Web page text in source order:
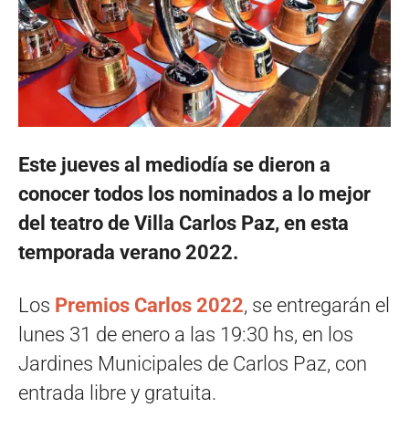
Este jueves al mediodía se dieron a
conocer todos los nominados a lo mejor
del teatro de Villa Carlos Paz, en esta
temporada verano 2022.
Los Premios Carlos 2022, se entregarán el
lunes 31 de enero a las 19:30 hs, en los
Jardines Municipales de Carlos Paz, con
entrada libre y gratuita.